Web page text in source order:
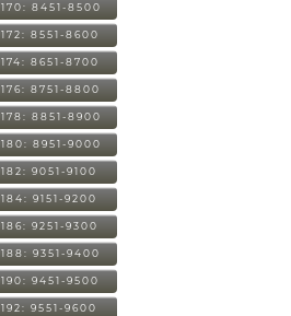
170: 8451-8500
172: 8551-8600
174: 8651-8700
176: 8751-8800
178: 8851-8900
180: 8951-9000
182: 9051-9100
184: 9151-9200
186: 9251-9300
188: 9351-9400
190: 9451-9500
192: 9551-9600